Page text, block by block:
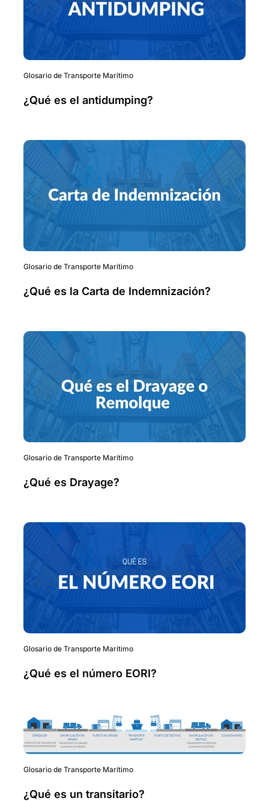
Glosario de Transporte Marítimo
¿Qué es el antidumping?
Glosario de Transporte Marítimo
¿Qué es la Carta de Indemnización?
Glosario de Transporte Marítimo
¿Qué es Drayage?
Glosario de Transporte Marítimo
¿Qué es el número EORI?
Glosario de Transporte Marítimo
¿Qué es un transitario?